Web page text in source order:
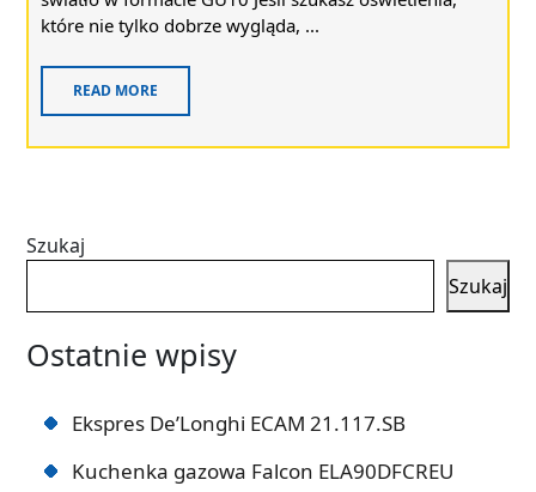
które nie tylko dobrze wygląda, ...
READ MORE
Szukaj
Szukaj
Ostatnie wpisy
Ekspres De’Longhi ECAM 21.117.SB
Kuchenka gazowa Falcon ELA90DFCREU